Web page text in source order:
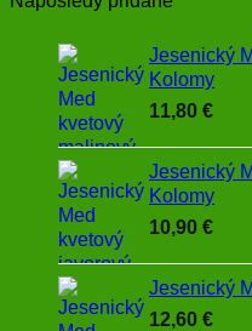
Jesenický
Kolomy
11,80 €
Jesenický
Kolomy
10,90 €
Jesenický
12,60 €